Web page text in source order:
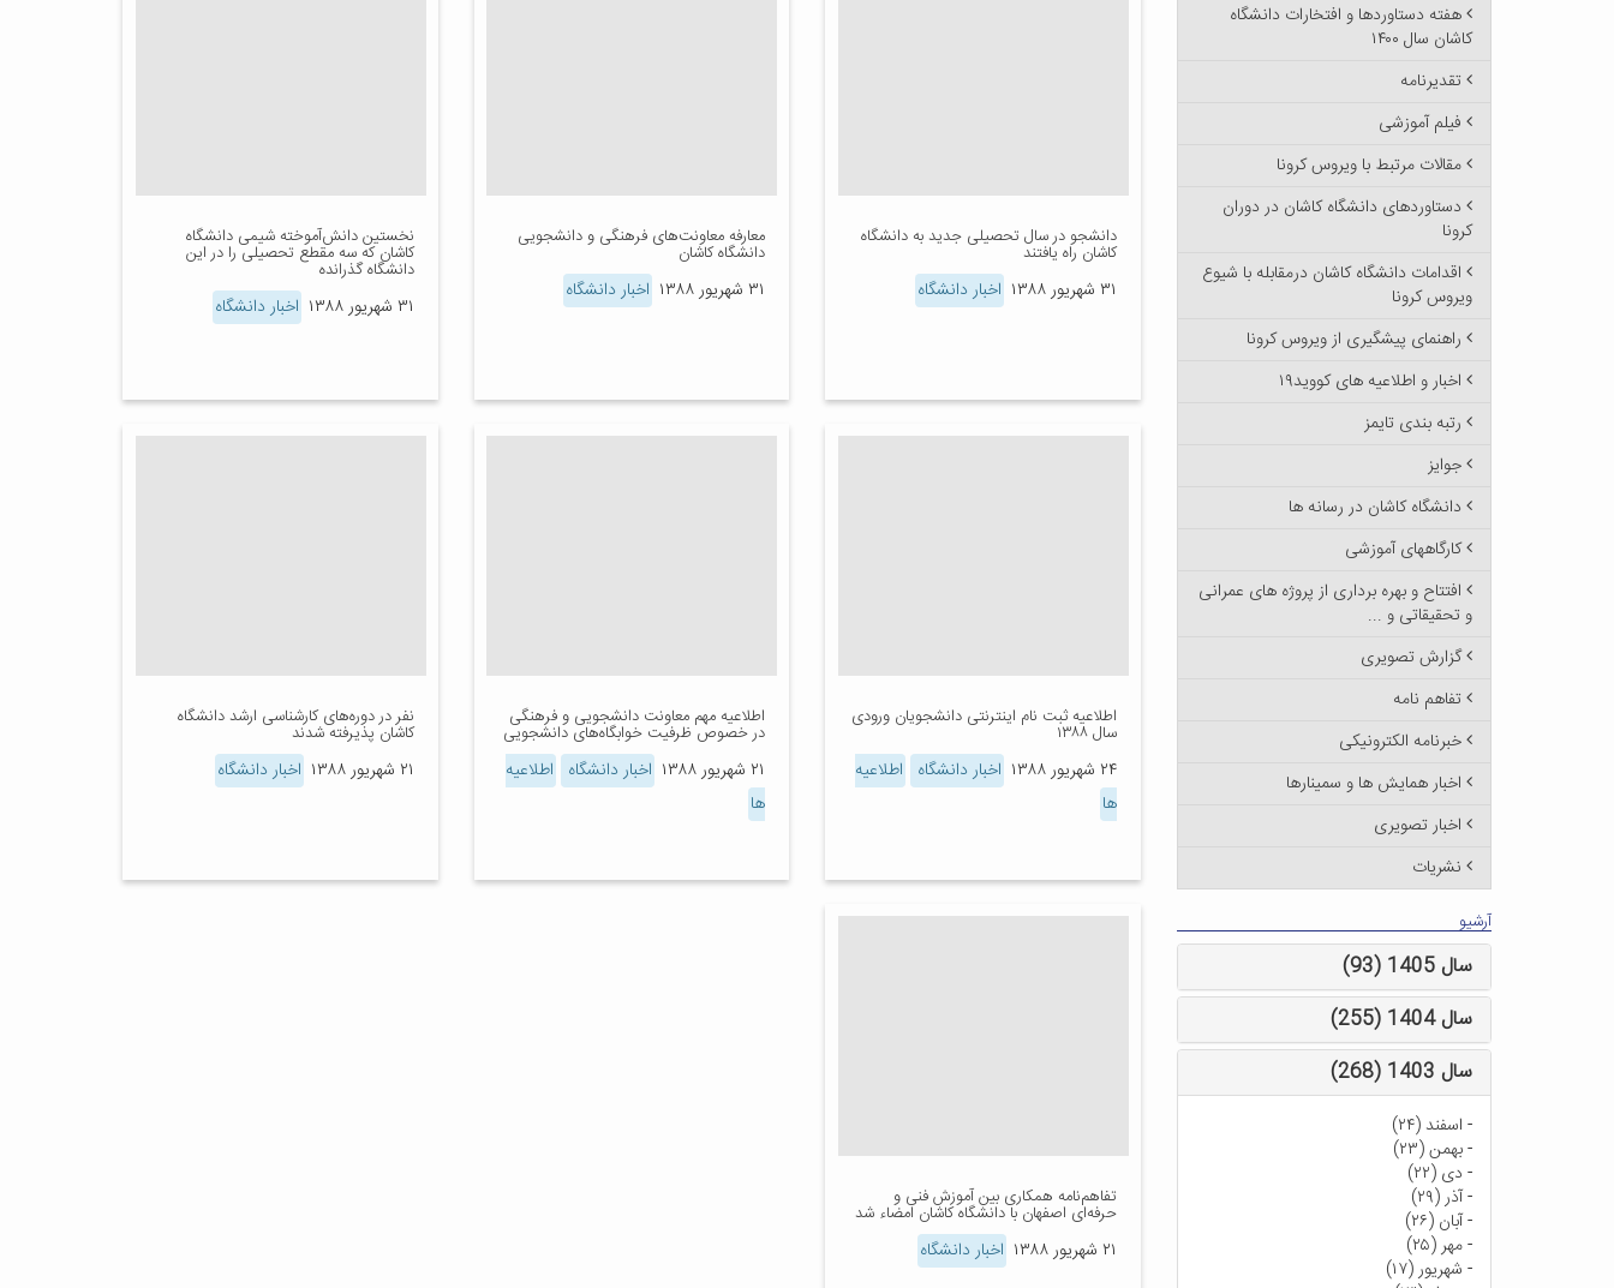
دانشجو در سال تحصیلی جدید به دانشگاه
کاشان راه یافتند
۳۱ شهریور ۱۳۸۸ اخبار دانشگاه
معارفه معاونت‌های فرهنگی و دانشجویی
دانشگاه کاشان
۳۱ شهریور ۱۳۸۸ اخبار دانشگاه
نخستین دانش‌آموخته شیمی دانشگاه
کاشان که سه مقطع تحصیلی را در این
دانشگاه گذرانده
۳۱ شهریور ۱۳۸۸ اخبار دانشگاه
اطلاعیه ثبت نام اینترنتی دانشجویان ورودی
سال ۱۳۸۸
۲۴ شهریور ۱۳۸۸ اخبار دانشگاه اطلاعیه
ها
اطلاعیه مهم معاونت دانشجویی و فرهنگی
در خصوص ظرفیت خوابگاه‌های دانشجویی
۲۱ شهریور ۱۳۸۸ اخبار دانشگاه اطلاعیه
ها
نفر در دوره‌های کارشناسی ارشد دانشگاه
کاشان پذیرفته شدند
۲۱ شهریور ۱۳۸۸ اخبار دانشگاه
تفاهم‌نامه همکاری بین آموزش فنی و
حرفه‌ای اصفهان با دانشگاه کاشان امضاء شد
۲۱ شهریور ۱۳۸۸ اخبار دانشگاه
هفته دستاوردها و افتخارات دانشگاه
کاشان سال ۱۴۰۰
تقدیرنامه
فیلم آموزشی
مقالات مرتبط با ویروس کرونا
دستاوردهای دانشگاه کاشان در دوران
کرونا
اقدامات دانشگاه کاشان درمقابله با شیوع
ویروس کرونا
راهنمای پیشگیری از ویروس کرونا
اخبار و اطلاعیه های کووید۱۹
رتبه بندی تایمز
جوایز
دانشگاه کاشان در رسانه ها
کارگاههای آموزشی
افتتاح و بهره برداری از پروژه های عمرانی
و تحقیقاتی و ...
گزارش تصویری
تفاهم نامه
خبرنامه الکترونیکی
اخبار همایش ها و سمینارها
اخبار تصویری
نشریات
آرشیو
سال 1405 (93)
سال 1404 (255)
سال 1403 (268)
- اسفند (۲۴)
-بهمن (۲۳)
- دی (۲۲)
-آذر (۲۹)
-آبان (۲۶)
-مهر (۲۵)
- شهریور (۱۷)